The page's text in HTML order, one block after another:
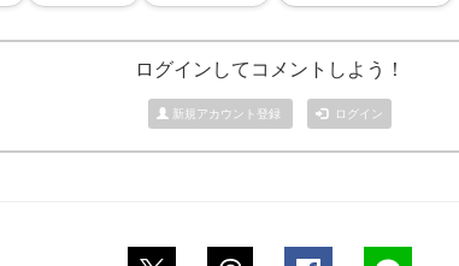
ログインしてコメントしよう！
新規アカウント登録 ログイン